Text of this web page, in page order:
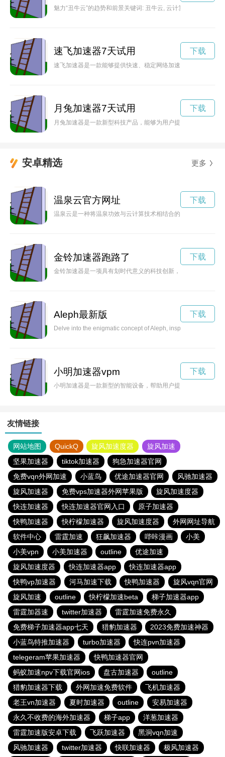
魅力“丑牛云”的趋势和前景关键词: 丑牛云, 云计算, 发展, 增长
速飞加速器7天试用
速飞加速器是一款能够提供快速、稳定网络加速的工具软件。
下载
月兔加速器7天试用
月兔加速器是一款新型科技产品，能够为用户提供更快速、更
下载
安卓精选 更多
温泉云官方网址
温泉云是一种将温泉功效与云计算技术相结合的新型温泉体验
下载
金铃加速器跑路了
金铃加速器是一项具有划时代意义的科技创新，为人类的进步
下载
Aleph最新版
Delve into the enigmatic concept of Aleph, inspired by the
下载
小明加速器vpm
小明加速器是一款新型的智能设备，帮助用户提升工作效率和
下载
友情链接
网站地图 QuickQ 旋风加速度器
旋风加速
坚果加速器
tiktok加速器
狗急加速器官网
免费vqn外网加速
小蓝鸟 优途加速器官网
风驰加速器
旋风加速器
免费vps加速器外网苹果版
旋风加速度器
快连加速器
快连加速器官网入口
原子加速器
快鸭加速器
快柠檬加速器 旋风加速度器
外网网址导航
软件中心
雷霆加速 狂飙加速器 哔咔漫画
小美
小美vpn
小美加速器 outline
优途加速
旋风加速度器
快连加速器app
快连加速器app
快鸭vp加速器
河马加速下载 快鸭加速器
旋风vqn官网
旋风加速
outline 快柠檬加速beta
梯子加速器app
雷霆加器速
twitter加速器
雷霆加速免费永久
免费梯子加速器app七天
猎豹加速器
2023免费加速神器
小蓝鸟特推加速器
turbo加速器
快连pvn加速器
telegeram苹果加速器
快鸭加速器官网
蚂蚁加速npv下载官网ios
盘古加速器
outline
猎豹加速器下载
外网加速免费软件
飞机加速器
老王vn加速器
夏时加速器 outline
安易加速器
永久不收费的海外加速器
梯子app
洋葱加速器
雷霆加速版安卓下载
飞跃加速器
黑洞vqn加速
风驰加速器
twitter加速器 快联加速器 极风加速器